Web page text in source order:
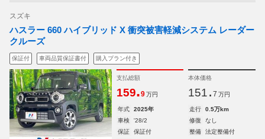
スズキ
ハスラー 660 ハイブリッド X 衝突被害軽減システム レーダー
クルーズ
保証付 車両品質保証書付 購入プラン付き
支払総額
159.9 万円
本体価格
151. 7 万円
年式 2025年 走行
0.5万km
車検
'28/2 修復
なし
保証
保証付 整備
法定整備付